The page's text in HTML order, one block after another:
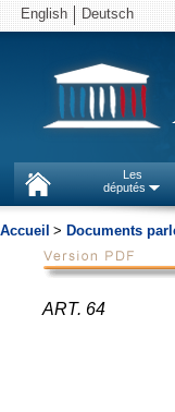
English Deutsch
Les
députés
Accueil > Documents
ART. 64